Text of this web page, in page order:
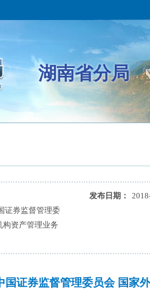
湖南省分局
发布日期：
证券监督管理委
构资产管理业务
证券监督管理委员会 国家